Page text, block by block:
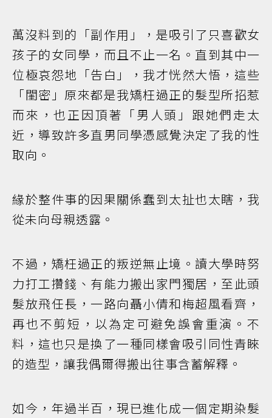
萬沒料到的「副作用」，是吸引了只喜歡女
孩子的女同學，而且不止一名。直到其中一
位極哀怨地「告白」，我才恍然大悟，這些
「閨密」原來都是我矯枉過正的髮型所招惹
而來，也正因頂著「男人頭」跟她們走太
近，導致許多直男同學憑感覺決定了我的性
取向。
緣於整件事的因果關係蠢到太扯也太瞎，我
從未向母親透露。
不過，矯枉過正的叛逆無止境。讀大學時努
力打工攢錢、有能力搬出家門獨居，至此頭
髮放飛任長，一路向聶小倩和梅超風看齊，
再也不剪短，以為定可避免誤會重演。不
料，這也只是換了一種同樣會吸引同性青睞
的造型，讓我偶爾得搬出往事含蓄解釋。
如今，年過半百，現已進化成一個定期染髮